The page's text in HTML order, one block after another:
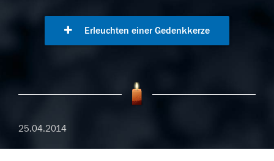
Erleuchten einer Gedenkkerze
25.04.2014